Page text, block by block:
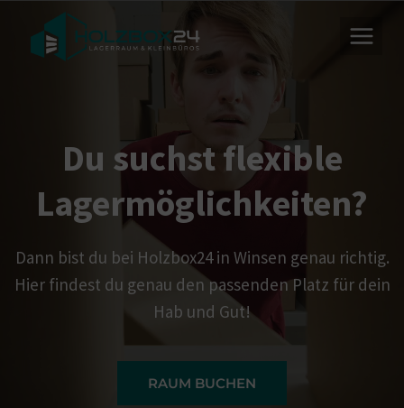
Inhalt
Du suchst flexible
Lagermöglichkeiten?
Dann bist du bei Holzbox24 in Winsen genau richtig.
Hier findest du genau den passenden Platz für dein
Hab und Gut!
RAUM BUCHEN